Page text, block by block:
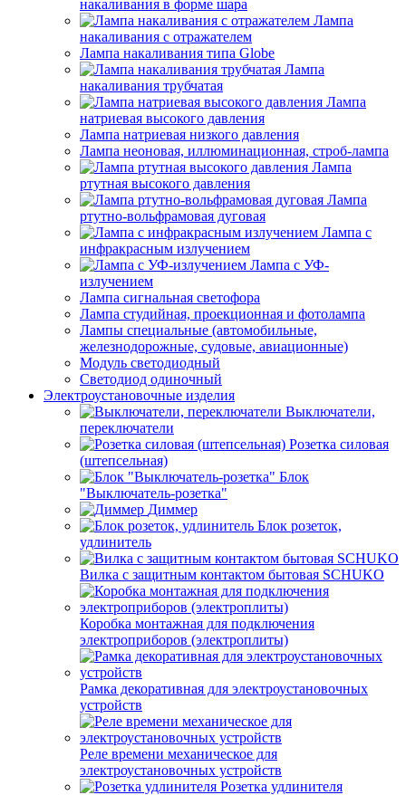
накаливания в форме шара
Лампа
накаливания с отражателем
Лампа накаливания типа Globe
Лампа
накаливания трубчатая
Лампа
натриевая высокого давления
Лампа натриевая низкого давления
Лампа неоновая, иллюминационная, строб-лампа
Лампа
ртутная высокого давления
Лампа
ртутно-вольфрамовая дуговая
Лампа с
инфракрасным излучением
Лампа с УФ-
излучением
Лампа сигнальная светофора
Лампа студийная, проекционная и фотолампа
Лампы специальные (автомобильные,
железнодорожные, судовые, авиационные)
Модуль светодиодный
Светодиод одиночный
Электроустановочные изделия
Выключатели,
переключатели
Розетка силовая
(штепсельная)
Блок
"Выключатель-розетка"
Диммер
Блок розеток,
удлинитель
Вилка с защитным контактом бытовая SCHUKO
Коробка монтажная для подключения
электроприборов (электроплиты)
Рамка декоративная для электроустановочных
устройств
Реле времени механическое для
электроустановочных устройств
Розетка удлинителя